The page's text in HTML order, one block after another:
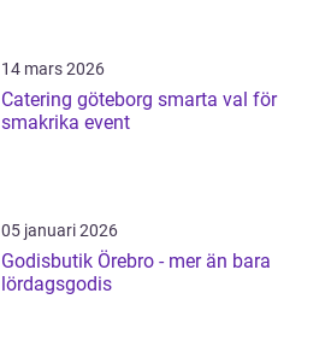
14 mars 2026
Catering göteborg smarta val för
smakrika event
05 januari 2026
Godisbutik Örebro - mer än bara
lördagsgodis